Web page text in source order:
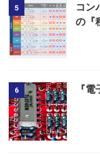
5
コン
の『
6 『